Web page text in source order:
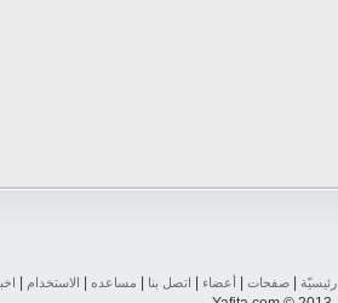
رئيسيّة صفحات أعضاء اتصل بنا مساعده الاستخدام